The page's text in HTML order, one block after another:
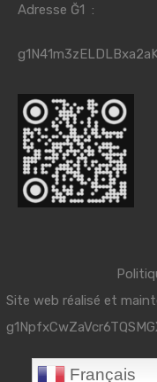
Adresse Ğ1 :
Site web réalisé et
Français